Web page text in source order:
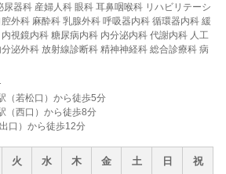
器科 産婦人科 眼科 耳鼻咽喉科 リハビリテーシ
外科 麻酔科 乳腺外科 呼吸器内科 循環器内科 緩
視鏡内科 糖尿病内科 内分泌内科 代謝内科 人工
泌外科 放射線診断科 精神神経科 総合診療科 病
（若松口）から徒歩5分
（西口）から徒歩8分
口）から徒歩12分
火 水 木 金 土 日 祝